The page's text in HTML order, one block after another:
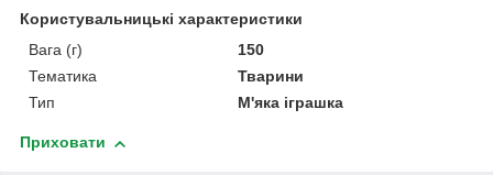
Користувальницькі характеристики
Вага (г)
150
Тематика
Тварини
Тип
М'яка іграшка
Приховати